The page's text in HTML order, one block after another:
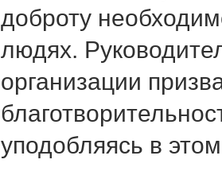
доброту
людях.
организации
уподобляясь в